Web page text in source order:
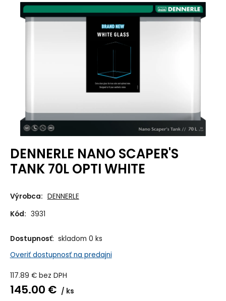
DENNERLE NANO SCAPER'S
TANK 70L OPTI WHITE
Výrobca: DENNERLE
Kód: 3931
Dostupnosť: skladom 0 ks
Overiť dostupnosť na predajni
117.89 € bez DPH
145.00 € ks